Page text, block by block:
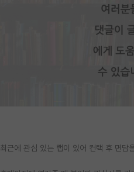
최근에 관심 있는 랩이 있어 컨택 후 면담